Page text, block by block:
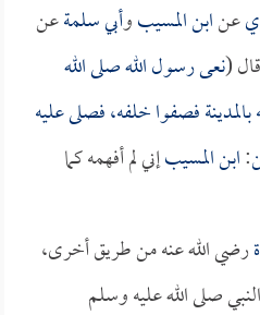
عنابن المسيبوأبي سلمةعن
(نعى رسول الله صلى الله
فصفوا خلفه، فصلى عليه
:ابن المسيبإني لم أفهمه كما
رضي الله عنه من طريق أخرى،
صلى الله عليه وسلم